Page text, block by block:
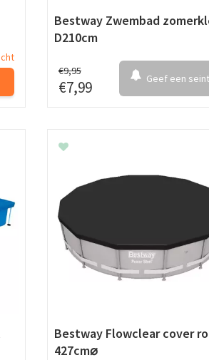
Bestway Zwembad
D210cm
€9,95
€7,99 Geef een
Bestway Flowclear cover
427cm⌀